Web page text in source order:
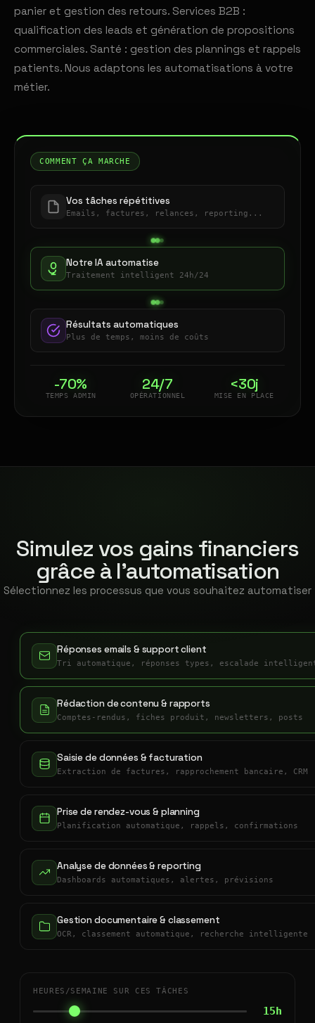
panier et gestion des retours. Services B2B :
qualification des leads et génération de propositions
commerciales. Santé : gestion des plannings et rappels
patients. Nous adaptons les automatisations à votre
métier.
COMMENT ÇA MARCHE
Vos tâches répétitives
Emails, factures, relances, reporting...
Notre IA automatise
Traitement intelligent 24h/24
Résultats automatiques
Plus de temps, moins de coûts
-70%
TEMPS ADMIN
24/7
OPÉRATIONNEL
<30j
MISE EN PLACE
Simulez vos gains financiers
grâce à l'automatisation
Sélectionnez les processus que vous souhaitez automatiser
Réponses emails & support client
Tri automatique, réponses types, escalade
Rédaction de contenu & rapports
Comptes-rendus, fiches produit, newsletters, posts
Saisie de données & facturation
Extraction de factures, rapprochement bancaire, CRM
Prise de rendez-vous & planning
Planification automatique, rappels, confirmations
Analyse de données & reporting
Dashboards automatiques, alertes, prévisions
Gestion documentaire & classement
OCR, classement automatique, recherche intelligente
HEURES/SEMAINE SUR CES TÂCHES
15h